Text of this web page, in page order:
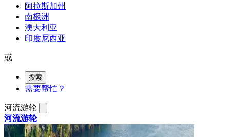
阿拉斯加州
南极洲
澳大利亚
印度尼西亚
或
搜索
需要帮忙？
河流游轮
河流游轮